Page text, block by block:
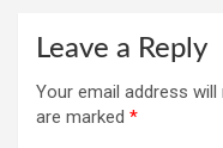
Leave a Reply
Your email address will
are marked *